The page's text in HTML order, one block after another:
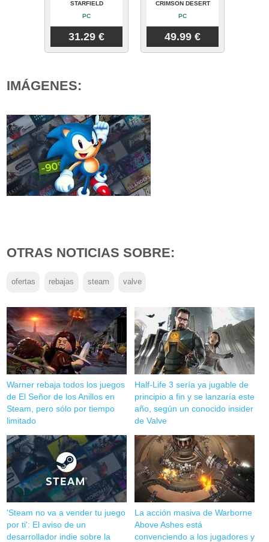
STARFIELD
PC
31.29 €
CRIMSON DESERT
PC
49.99 €
IMÁGENES:
OTRAS NOTICIAS SOBRE:
ofertas rebajas steam valve
Warner rebaja todos los juegos
de El Señor de los Anillos en
Steam, pero sólo por tiempo
limitado
Half-Life 3 sería ya jugable de
principio a fin y se lanzaría este
año, según un conocido insider
de Valve
'Steam no va a vender tu juego
por ti': El aviso de un
desarrollador indie sobre la
La acción masiva de Warborne
Above Ashes está
convenciendo a los jugadores y